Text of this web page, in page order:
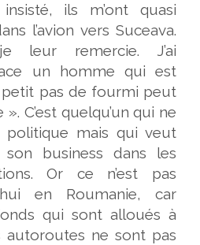
ils m’ont quasi
l’avion vers Suceava.
leur remercie. J’ai
un homme qui est
petit pas de fourmi peut
C’est quelqu’un qui ne
mais qui veut
business dans les
Or ce n’est pas
en Roumanie, car
qui sont alloués à
autoroutes ne sont pas